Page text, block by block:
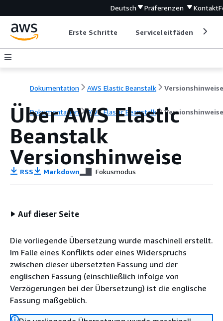
Deutsch Präferenzen Kontakt
Erste Schritte Serviceleitfäden
Dokumentation AWS Elastic Beanstalk Versionshinweise
Dokumentation AWS Elastic Beanstalk Versionshinweise
Über AWS Elastic
Beanstalk
Versionshinweise
RSS Markdown Fokusmodus
Auf dieser Seite
Die vorliegende Übersetzung wurde maschinell erstellt.
Im Falle eines Konflikts oder eines Widerspruchs
zwischen dieser übersetzten Fassung und der
englischen Fassung (einschließlich infolge von
Verzögerungen bei der Übersetzung) ist die englische
Fassung maßgeblich.